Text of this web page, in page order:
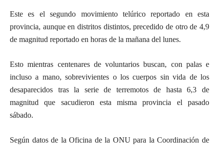
Este es el segundo movimiento telúrico reportado en esta
provincia, aunque en distritos distintos, precedido de otro de 4,9
de magnitud reportado en horas de la mañana del lunes.
Esto mientras centenares de voluntarios buscan, con palas e
incluso a mano, sobrevivientes o los cuerpos sin vida de los
desaparecidos tras la serie de terremotos de hasta 6,3 de
magnitud que sacudieron esta misma provincia el pasado
sábado.
Según datos de la Oficina de la ONU para la Coordinación de